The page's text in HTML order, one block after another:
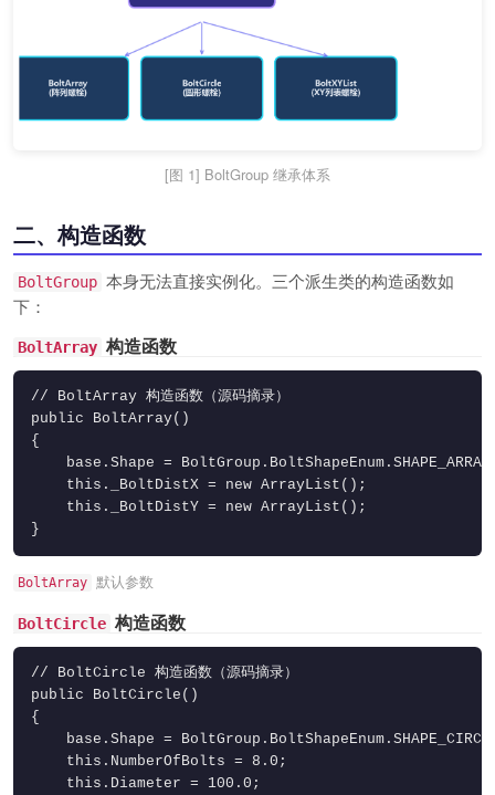
[图 1] BoltGroup 继承体系
二、构造函数
BoltGroup 本身无法直接实例化。三个派生类的构造函数如
下：
BoltArray 构造函数
// BoltArray 构造函数（源码摘录）
public BoltArray()
{
base.Shape =
    this._BoltDistX = new ArrayList();
    this._BoltDistY = new ArrayList();
}
BoltArray 默认参数
BoltCircle 构造函数
// BoltCircle 构造函数（源码摘录）
public BoltCircle()
{
base.Shape =
    this.NumberOfBolts = 8.0;
    this.Diameter = 100.0;